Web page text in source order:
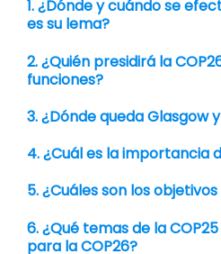
1. ¿Dónde y cuándo se
es su lema?
2. ¿Quién presidirá la
funciones?
3. ¿Dónde queda Glasgow
4. ¿Cuál es la importancia
5. ¿Cuáles son los
6. ¿Qué temas de la
para la COP26?